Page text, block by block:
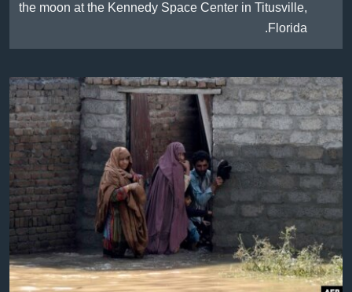
the moon at the Kennedy Space Center in Titusville,
Florida.